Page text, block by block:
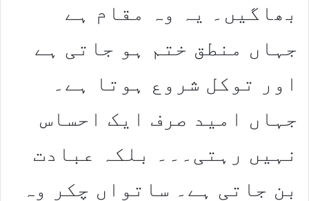
بھاگیں۔ یہ وہ مقام ہے
جہاں منطق ختم ہو جاتی ہے
اور توکل شروع ہوتا ہے۔
جہاں امید صرف ایک احساس
نہیں رہتی۔۔۔ بلکہ عبادت
بن جاتی ہے۔ ساتواں چکر وہ